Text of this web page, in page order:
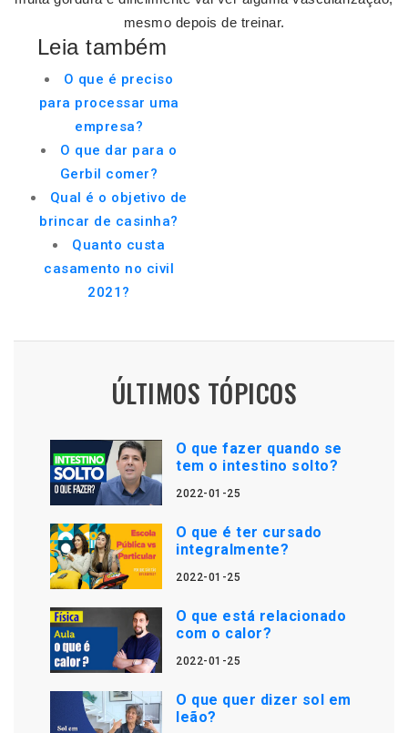
mesmo depois de treinar.
Leia também
O que é preciso
para processar uma
empresa?
O que dar para o
Gerbil comer?
Qual é o objetivo de
brincar de casinha?
Quanto custa
casamento no civil
2021?
ÚLTIMOS TÓPICOS
O que fazer quando se
tem o intestino solto?
2022-01-25
O que é ter cursado
integralmente?
2022-01-25
O que está relacionado
com o calor?
2022-01-25
O que quer dizer sol em
leão?